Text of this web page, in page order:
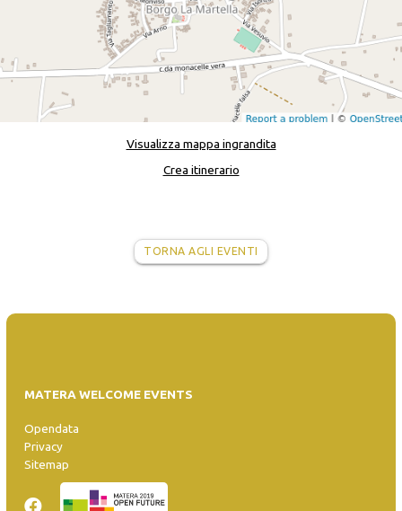
Visualizza mappa ingrandita
Crea itinerario
TORNA AGLI EVENTI
MATERA WELCOME EVENTS
Opendata
Privacy
Sitemap